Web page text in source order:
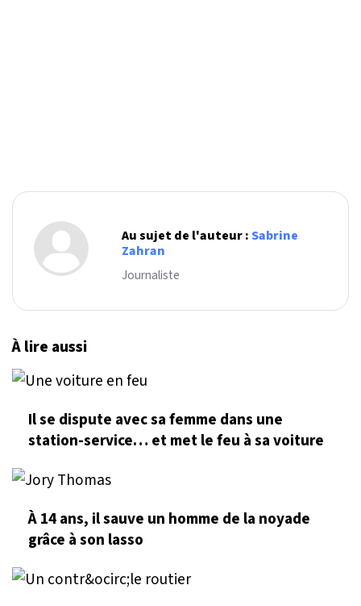
Au sujet de l'auteur :Sabrine
Zahran
Journaliste
À lire aussi
Il se dispute avec sa femme dans une
station-service… et met le feu à sa voiture
À 14 ans, il sauve un homme de la noyade
grâce à son lasso